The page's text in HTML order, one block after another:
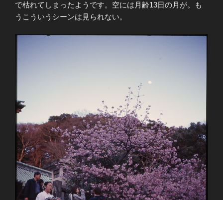
で枯れてしまったようです。空には月齢13日の月が。も
うこういうシーンは見られない。